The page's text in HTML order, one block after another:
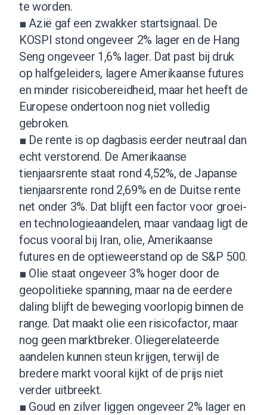
te worden.
■ Azië gaf een zwakker startsignaal. De
KOSPI stond ongeveer 2% lager en de Hang
Seng ongeveer 1,6% lager. Dat past bij druk
op halfgeleiders, lagere Amerikaanse futures
en minder risicobereidheid, maar het heeft de
Europese ondertoon nog niet volledig
gebroken.
■ De rente is op dagbasis eerder neutraal dan
echt verstorend. De Amerikaanse
tienjaarsrente staat rond 4,52%, de Japanse
tienjaarsrente rond 2,69% en de Duitse rente
net onder 3%. Dat blijft een factor voor groei-
en technologieaandelen, maar vandaag ligt de
focus vooral bij Iran, olie, Amerikaanse
futures en de optieweerstand op de S&P 500.
■ Olie staat ongeveer 3% hoger door de
geopolitieke spanning, maar na de eerdere
daling blijft de beweging voorlopig binnen de
range. Dat maakt olie een risicofactor, maar
nog geen marktbreker. Oliegerelateerde
aandelen kunnen steun krijgen, terwijl de
bredere markt vooral kijkt of de prijs niet
verder uitbreekt.
■ Goud en zilver liggen ongeveer 2% lager en